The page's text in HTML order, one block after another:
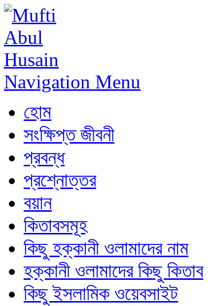
Navigation Menu
হোম
সংক্ষিপ্ত জীবনী
প্রবন্ধ
প্রশ্নোত্তর
বয়ান
কিতাবসমূহ
কিছু হক্কানী ওলামাদের নাম
হক্কানী ওলামাদের কিছু কিতাব
কিছু ইসলামিক ওয়েবসাইট